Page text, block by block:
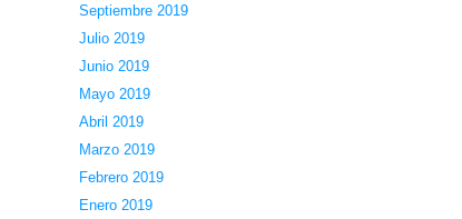
Septiembre 2019
Julio 2019
Junio 2019
Mayo 2019
Abril 2019
Marzo 2019
Febrero 2019
Enero 2019